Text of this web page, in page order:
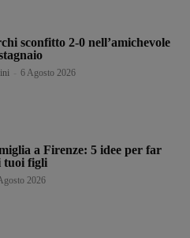
sconfitto 2-0 nell’amichevole
6 Agosto 2026
a Firenze: 5 idee per far
tuoi figli
2026